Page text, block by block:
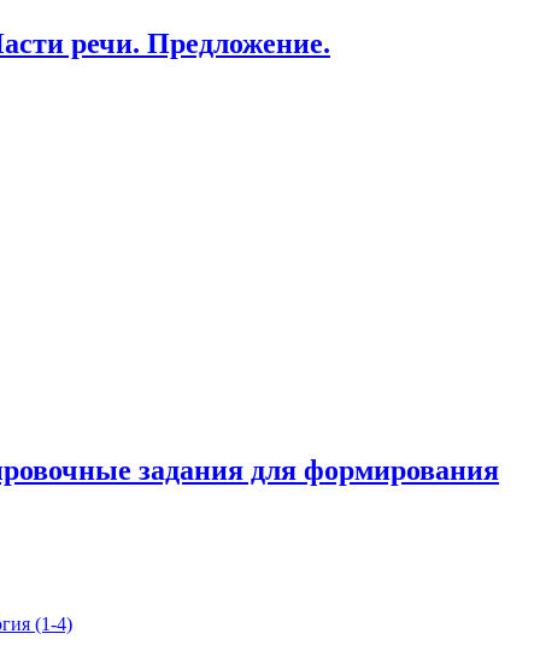
речи. Предложение.
задания для формирования